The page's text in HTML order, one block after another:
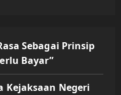
Sebagai Prinsip
Bayar”
Kejaksaan Negeri